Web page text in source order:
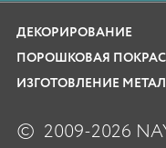
ДЕКОРИРОВАНИЕ
ПОРОШКОВАЯ
ИЗГОТОВЛЕНИЕ
© 2009-2026